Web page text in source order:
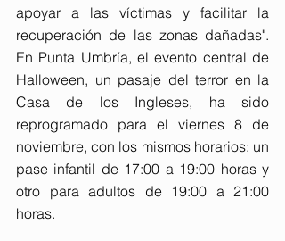
apoyar a las víctimas y facilitar la
recuperación de las zonas dañadas".
En Punta Umbría, el evento central de
Halloween, un pasaje del terror en la
Casa de los Ingleses, ha sido
reprogramado para el viernes 8 de
noviembre, con los mismos horarios: un
pase infantil de 17:00 a 19:00 horas y
otro para adultos de 19:00 a 21:00
horas.